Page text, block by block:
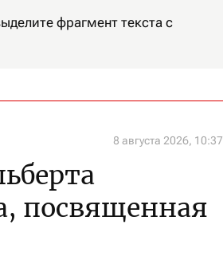
фрагмент текста с
8 августа 2026, 10:37
посвященная